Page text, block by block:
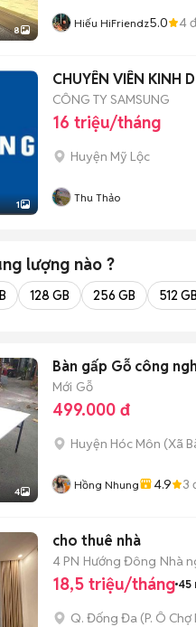
8 Hiếu HiFriendz5.0 4
1
CHUYÊN VIÊN KINH
CÔNG TY SAMSUNG
16 triệu/tháng
Huyện Mỹ Lộc
Thu Thảo
lượng nào ?
128 GB 256 GB 512 GB
4
Bàn gấp Gỗ công
Mới Gỗ
499.000 đ
Huyện Hóc Môn (Xã
Hồng Nhung 4.9 3
cho thuê nhà
4 PN Hướng Đông Nhà
18,5 triệu/tháng 45
Q. Đống Đa (P. Ô